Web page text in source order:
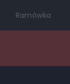
Ramówka